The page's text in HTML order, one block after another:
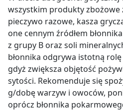
wszystkim produkty zbożowe
pieczywo razowe, kasza
one cennym źródłem
z grupy B oraz soli
błonnika odgrywa istotną rolę
gdyż zwiększa objętość
sytości. Rekomenduje się
g/dobę warzyw i owoców,
oprócz błonnika